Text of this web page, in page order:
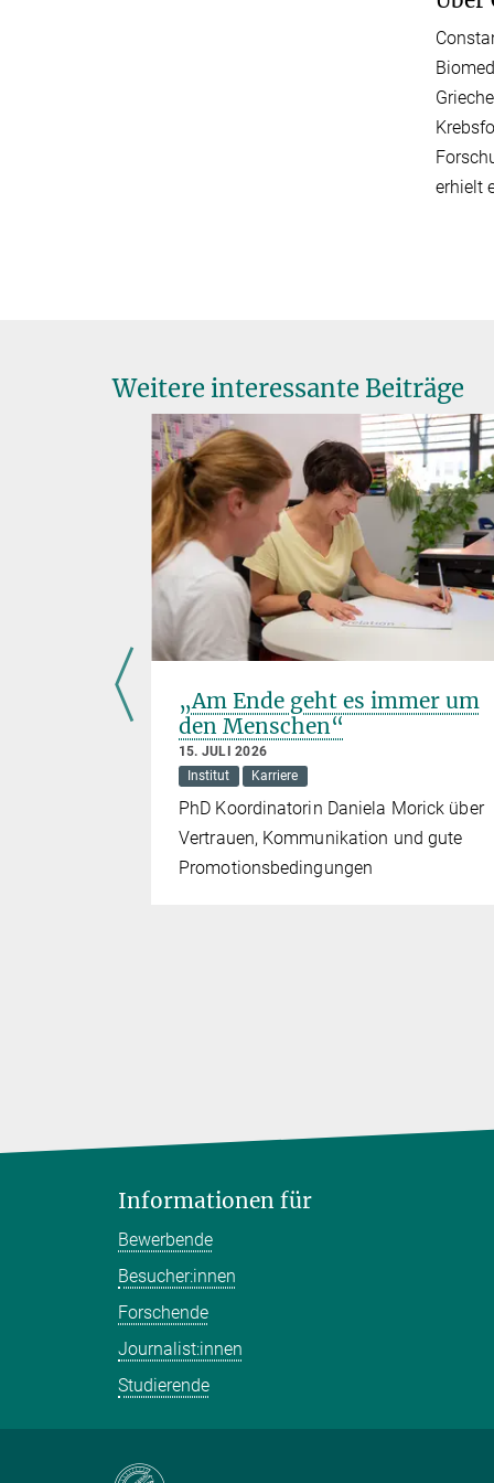
erhielt
Weitere interessante Beiträge
„Am Ende geht es immer um
den Menschen“
15. JULI 2026
Institut
Karriere
PhD Koordinatorin Daniela Morick über
Vertrauen, Kommunikation und gute
Promotionsbedingungen
Informationen für
Bewerbende
Besucher:innen
Forschende
Journalist:innen
Studierende